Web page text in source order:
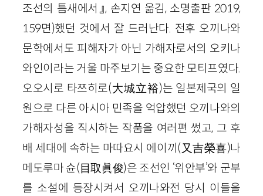
조선의 틈새에서』, 손지연 옮김, 소명출판 2019,
159면)했던 것에서 잘 드러난다. 전후 오끼나와
문학에서도 피해자가 아닌 가해자로서의 오키나
와인이라는 거울 마주보기는 중요한 모티프였다.
오오시로 타쯔히로(大城立裕)는 일본제국의 일
원으로 다른 아시아 민족을 억압했던 오끼나와의
가해자성을 직시하는 작품을 여러편 썼고, 그 후
배 세대에 속하는 마따요시 에이끼(又吉榮喜)나
메도루마 슌(目取眞俊)은 조선인 ‘위안부’와 군부
를 소설에 등장시켜서 오끼나와전 당시 이들을